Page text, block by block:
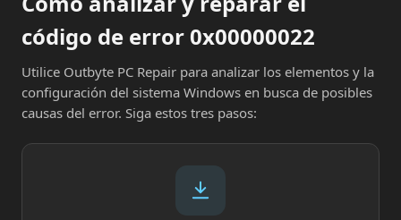
código de error 0x00000022
Utilice Outbyte PC Repair para analizar los elementos y la
configuración del sistema Windows en busca de posibles
causas del error. Siga estos tres pasos: